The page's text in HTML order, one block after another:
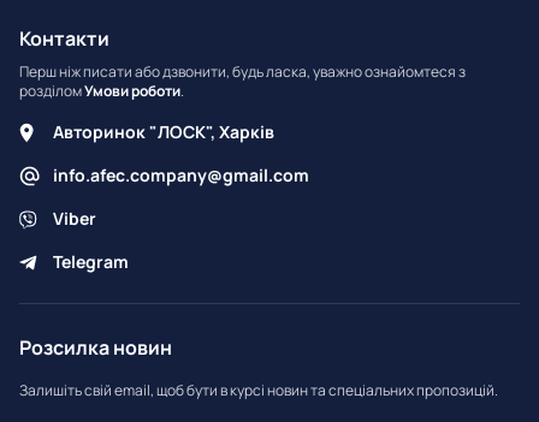
Контакти
Перш ніж писати або дзвонити, будь ласка, уважно ознайомтеся з
розділомУмови роботи.
Авторинок "ЛОСК", Харків
info.afec.company@gmail.com
Viber
Telegram
Розсилка новин
Залишіть свій email, щоб бути в курсі новин та спеціальних пропозицій.